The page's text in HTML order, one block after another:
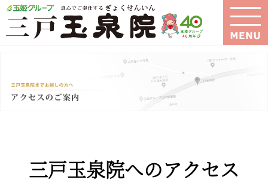
三戸玉泉院へのアクセス